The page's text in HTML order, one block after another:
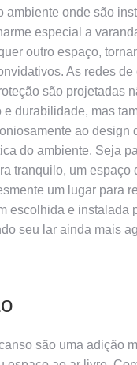
ambiente onde são
especial a
outro espaço,
As redes de
são projetadas
e durabilidade, mas
ao design
do ambiente. Seja
tranquilo, um espaço
um lugar para
escolhida e instalada
seu lar ainda mais
são uma adição